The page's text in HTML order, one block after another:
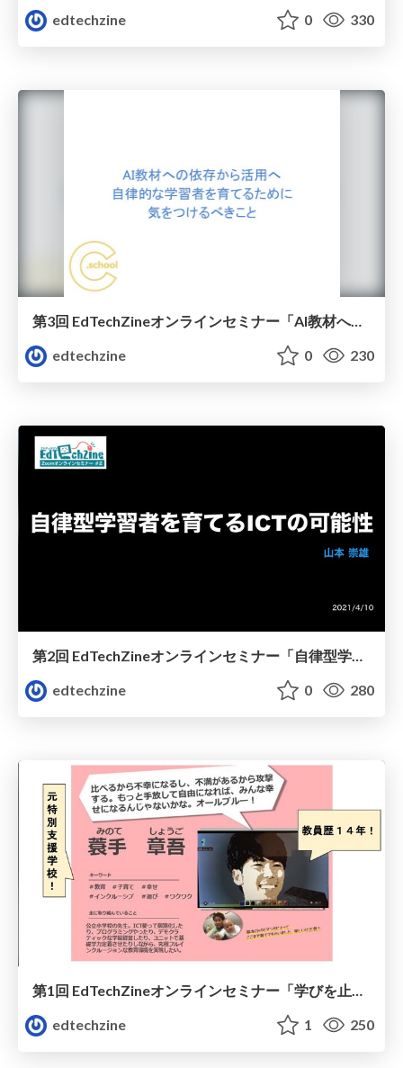
edtechzine 0 330
第3回 EdTechZineオンラインセミナー「AI教材への依存から活用へ、自律的な学習者を育てるために気をつけるべきこと」
edtechzine
0 230
第2回 EdTechZineオンラインセミナー「自律型学習者を育てるICTの可能性」
edtechzine
0 280
第1回 EdTechZineオンラインセミナー「学びを止めなかった子どもたちの、その後」
edtechzine
1 250